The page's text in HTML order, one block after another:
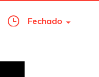
Fechado